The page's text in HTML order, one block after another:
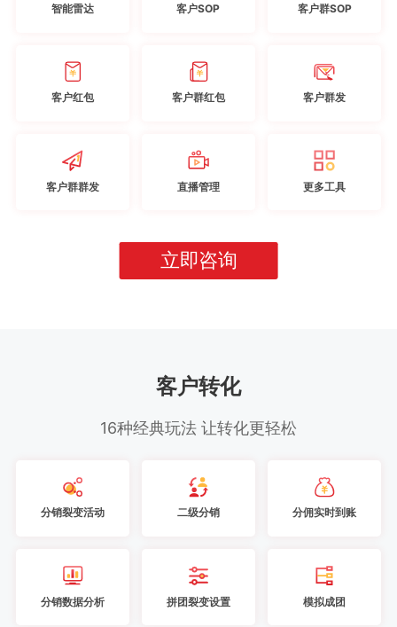
智能雷达 客户SOP 客户群SOP
客户红包 客户群红包 客户群发
客户群群发 直播管理 更多工具
立即咨询
客户转化
16种经典玩法 让转化更轻松
分销裂变活动 二级分销 分佣实时到账
分销数据分析 拼团裂变设置 模拟成团